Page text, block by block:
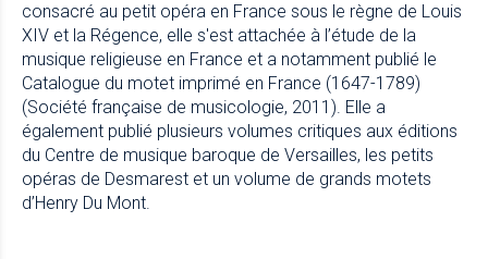
consacré au petit opéra en France sous le règne de Louis
XIV et la Régence, elle s'est attachée à l’étude de la
musique religieuse en France et a notamment publié le
Catalogue du motet imprimé en France (1647-1789)
(Société française de musicologie, 2011). Elle a
également publié plusieurs volumes critiques aux éditions
du Centre de musique baroque de Versailles, les petits
opéras de Desmarest et un volume de grands motets
d’Henry Du Mont.